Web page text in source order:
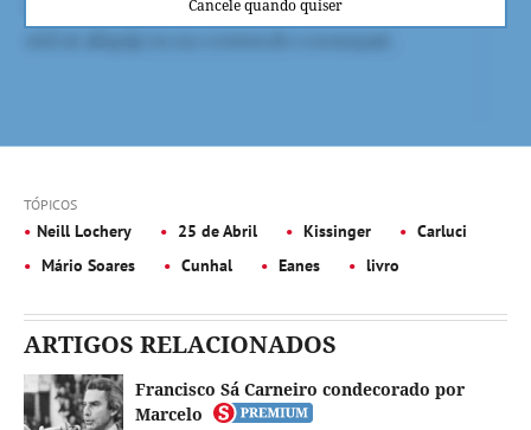
Cancele quando quiser
TÓPICOS
Neill Lochery 25 de Abril Kissinger
Carluci
Mário Soares
Cunhal Eanes livro
ARTIGOS RELACIONADOS
Francisco Sá Carneiro condecorado por
Marcelo